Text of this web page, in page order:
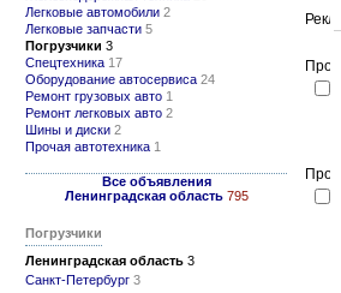
Легковые автомобили 2
Легковые запчасти 5
Погрузчики 3
Спецтехника 17
Оборудование автосервиса 24
Ремонт грузовых авто 1
Ремонт легковых авто 2
Шины и диски 2
Прочая автотехника 1
Все объявления
Ленинградская область 795
Погрузчики
Ленинградская область 3
Санкт-Петербург 3